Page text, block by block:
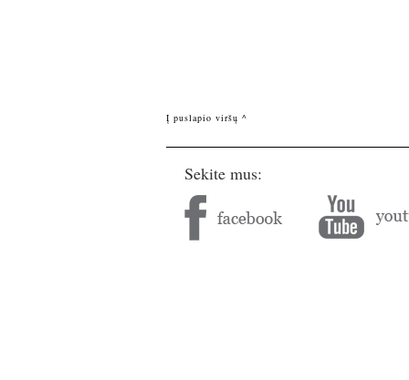
Į puslapio viršų ^
Sekite mus: